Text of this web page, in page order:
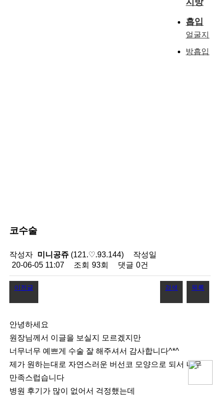
지방
흡입
얼굴지
방흡입
코수술
작성자 미니공쥬(121.♡.93.144)
작성일
20-06-05 11:07
조회 93회 댓글 0건
이전글 검색 목록
안녕하세요
원장님께서 이글을 보실지 모르겠지만
너무너무 예쁘게 수술 잘 해주셔서 감사합니다^*^
제가 원하는대로 자연스러운 버선코 모양으로 되서 너무
만족스럽습니다
병원 후기가 많이 없어서 걱정했는데